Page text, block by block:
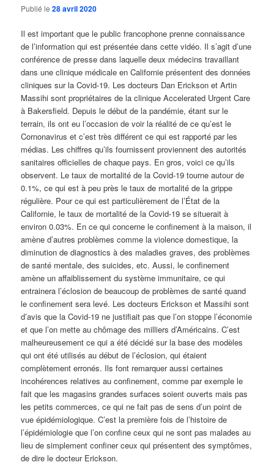
Publié le28 avril 2020
Il est important que le public francophone prenne connaissance
de l’information qui est présentée dans cette vidéo. Il s’agit d’une
conférence de presse dans laquelle deux médecins travaillant
dans une clinique médicale en Californie présentent des données
cliniques sur la Covid-19. Les docteurs Dan Erickson et Artin
Massihi sont propriétaires de la clinique Accelerated Urgent Care
à Bakersfield. Depuis le début de la pandémie, étant sur le
terrain, ils ont eu l’occasion de voir la réalité de ce qu’est le
Cornonavirus et c’est très différent ce qui est rapporté par les
médias. Les chiffres qu’ils fournissent proviennent des autorités
sanitaires officielles de chaque pays. En gros, voici ce qu’ils
observent. Le taux de mortalité de la Covid-19 tourne autour de
0.1%, ce qui est à peu près le taux de mortalité de la grippe
régulière. Pour ce qui est particulièrement de l’État de la
Californie, le taux de mortalité de la Covid-19 se situerait à
environ 0.03%. En ce qui concerne le confinement à la maison, il
amène d’autres problèmes comme la violence domestique, la
diminution de diagnostics à des maladies graves, des problèmes
de santé mentale, des suicides, etc. Aussi, le confinement
amène un affaiblissement du système immunitaire, ce qui
entrainera l’éclosion de beaucoup de problèmes de santé quand
le confinement sera levé. Les docteurs Erickson et Massihi sont
d’avis que la Covid-19 ne justifiait pas que l’on stoppe l’économie
et que l’on mette au chômage des milliers d’Américains. C’est
malheureusement ce qui a été décidé sur la base des modèles
qui ont été utilisés au début de l’éclosion, qui étaient
complètement erronés. Ils font remarquer aussi certaines
incohérences relatives au confinement, comme par exemple le
fait que les magasins grandes surfaces soient ouverts mais pas
les petits commerces, ce qui ne fait pas de sens d’un point de
vue épidémiologique. C’est la première fois de l’histoire de
l’épidémiologie que l’on confine ceux qui ne sont pas malades au
lieu de simplement confiner ceux qui présentent des symptômes,
de dire le docteur Erickson.